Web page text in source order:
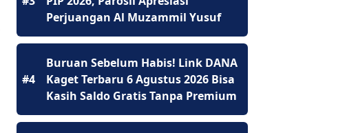
Perjuangan Al Muzammil Yusuf
#4
Buruan Sebelum Habis! Link DANA
Kaget Terbaru 6 Agustus 2026 Bisa
Kasih Saldo Gratis Tanpa Premium